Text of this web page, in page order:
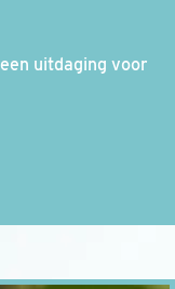
uitdaging voor